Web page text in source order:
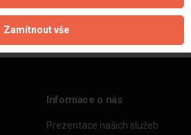
Informace o nás
Prezentace našich služeb
Zamítnout vše